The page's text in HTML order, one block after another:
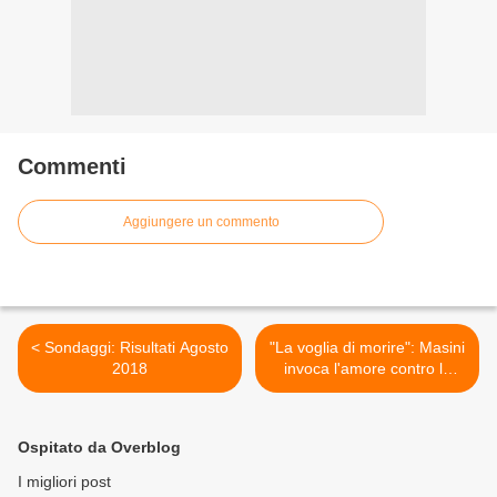
Commenti
Aggiungere un commento
< Sondaggi: Risultati Agosto
2018
"La voglia di morire": Masini
invoca l'amore contro la
depressione >
Ospitato da Overblog
I migliori post